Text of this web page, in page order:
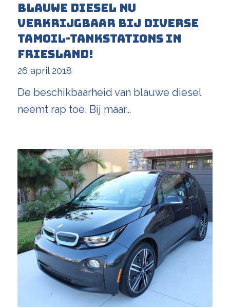
Blauwe diesel nu
verkrijgbaar bij diverse
Tamoil-tankstations in
Friesland!
26 april 2018
De beschikbaarheid van blauwe diesel
neemt rap toe. Bij maar…